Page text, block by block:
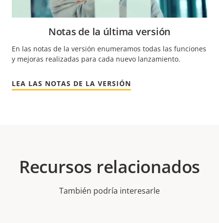
Notas de la última versión
En las notas de la versión enumeramos todas las funciones
y mejoras realizadas para cada nuevo lanzamiento.
LEA LAS NOTAS DE LA VERSIÓN
Recursos relacionados
También podría interesarle